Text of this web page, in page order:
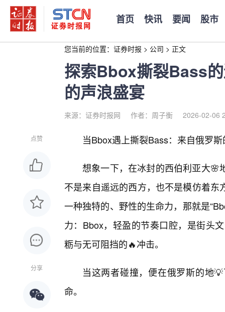
首页 快讯 要闻 股市
您当前的位置： 证券时报 > 公司 > 正文
探索Bbox撕裂Bass
的声浪盛宴
来源：证券时报网 作者：周子衡 2026-02-06
点赞
分享
当Bbox遇上撕裂Bass：来自俄罗
想象一下，在冰封的西伯利亚大🌸
不是来自遥远的西方，也不是模仿着
一种独特的、野性的生命力，那就是
力：Bbox，轻盈的节奏口腔，是街头
粝与无可阻挡的🔥冲击。
当这两者碰撞，便在俄罗斯的地
命。